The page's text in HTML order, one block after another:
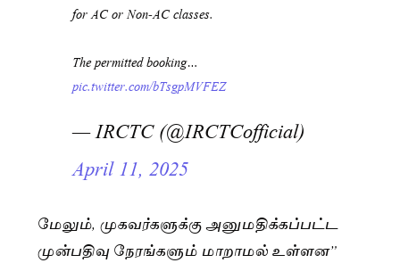
for AC or Non-AC classes.
The permitted booking…
pic.twitter.com/bTsgpMVFEZ
— IRCTC (@IRCTCofficial)
April 11, 2025
மேலும், முகவர்களுக்கு அனுமதிக்கப்பட்ட
முன்பதிவு நேரங்களும் மாறாமல் உள்ளன”